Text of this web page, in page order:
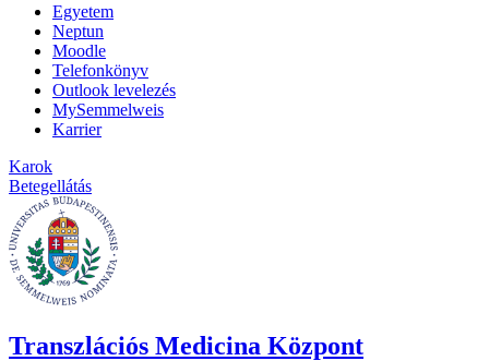
Egyetem
Neptun
Moodle
Telefonkönyv
Outlook levelezés
MySemmelweis
Karrier
Karok
Betegellátás
Transzlációs Medicina Központ